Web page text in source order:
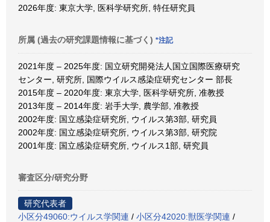
2026年度: 東京大学, 医科学研究所, 特任研究員
所属 (過去の研究課題情報に基づく) *注記
2021年度 – 2025年度: 国立研究開発法人国立国際医療研究
センター, 研究所, 国際ウイルス感染症研究センター 部長
2015年度 – 2020年度: 東京大学, 医科学研究所, 准教授
2013年度 – 2014年度: 岩手大学, 農学部, 准教授
2002年度: 国立感染症研究所, ウイルス第3部, 研究員
2002年度: 国立感染症研究所, ウイルス第3部, 研究院
2001年度: 国立感染症研究所, ウイルス1部, 研究員
審査区分/研究分野
研究代表者
小区分49060:ウイルス学関連 / 小区分42020:獣医学関連 /